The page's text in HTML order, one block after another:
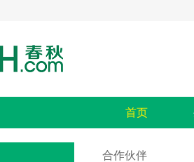
首页
合作伙伴